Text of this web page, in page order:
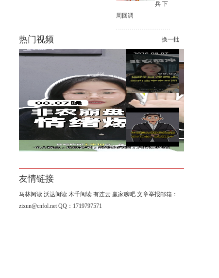
兵 下
周回调
热门视频 换一批
李鸿彬：8.7黄金大非农来了，
你看涨还是看跌？
【南篱】黄金想涨要注意
杨山海：8月非农进入倒计时阶
段！
友情链接
马林阅读 沃达阅读 木千阅读 有连云 赢家聊吧 文章举报邮箱：
zixun@cnfol.net QQ：1719797571